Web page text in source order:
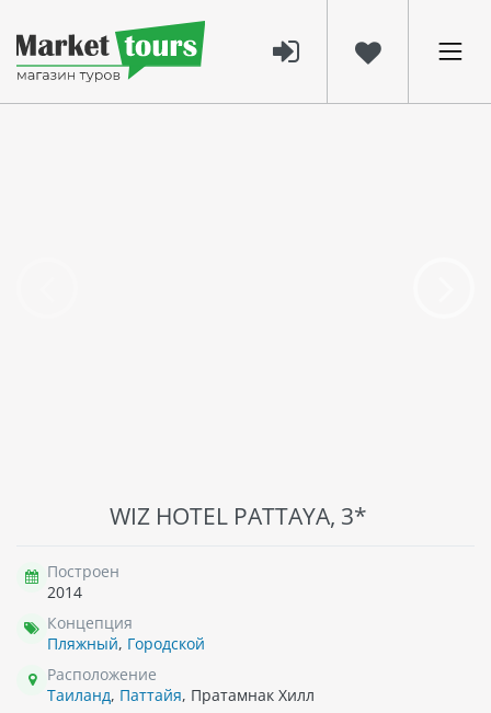
WIZ HOTEL PATTAYA, 3*
Построен
2014
Концепция
Пляжный, Городской
Расположение
Таиланд, Паттайя, Пратамнак Хилл